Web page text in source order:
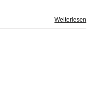
Weiterlesen